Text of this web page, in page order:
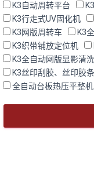
K3自动周转平台
K3行走式UV固化机
K3网版周转车
K3
K3织带铺放定位机
K3全自动网版显影清
K3丝印刮胶、丝印胶
全自动台板热压平整机